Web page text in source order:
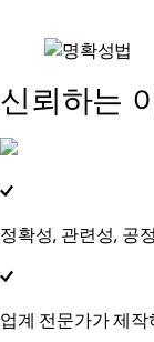
신뢰하는
정확성, 관련성, 공
업계 전문가가 제